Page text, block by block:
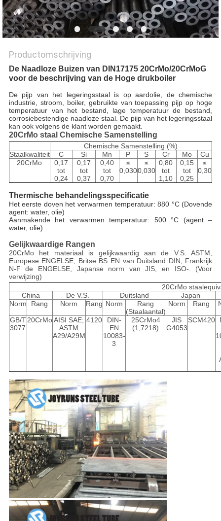
Productomschrijving
De Naadloze Buizen van DIN17175 20CrMo/20CrMoG
voor de beschrijving van de Hoge drukboiler
De pijp van het legeringsstaal is op aardolie, de chemische
industrie, stroom, boiler, gebruikte van toepassing pijp op hoge
temperatuur van het bestand, lage temperatuur de bestand,
corrosiebestendige naadloze staal. De pijp van het legeringsstaal
kan ook volgens de klant worden gemaakt.
20CrMo staal Chemische Samenstelling
Chemische Samenstelling (%)
Staalkwaliteit
C Si Mn P S Cr Mo
Cu
20CrMo
0,17
tot
0,24
0,17
tot
0,37
0,40
tot
0,70
≤
0,030
≤
0,030
0,80
tot
1,10
0,15
tot
0,25
≤
0,30
Thermische behandelingsspecificatie
Het eerste doven het verwarmen temperatuur: 880 °C (Dovende
agent: water, olie)
Aanmakende het verwarmen temperatuur: 500 °C (agent –
water, olie)
Gelijkwaardige Rangen
20CrMo het materiaal is gelijkwaardig aan de V.S. ASTM,
Europese ENGELSE, Britse BS EN van Duitsland DIN, Frankrijk
N-F de ENGELSE, Japanse norm van JIS, en ISO-. (Voor
verwijzing)
20CrMo
China
De V.S. Duitsland
Japan
Norm
Rang Norm Rang Norm
Rang
(Staalaantal)
Norm Rang
GB/T
3077
20CrMo AISI SAE;
ASTM
A29/A29M
4120
DIN-
EN
10083-
3
25CrMo4
(1,7218)
JIS
G4053
SCM420